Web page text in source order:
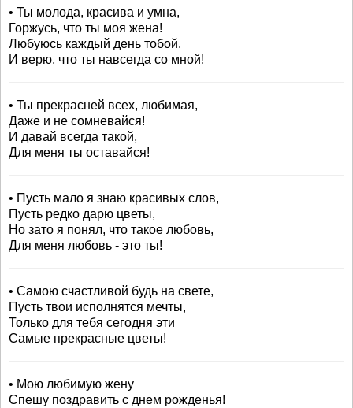
• Ты молода, красива и умна,
Горжусь, что ты моя жена!
Любуюсь каждый день тобой.
И верю, что ты навсегда со мной!
• Ты прекрасней всех, любимая,
Даже и не сомневайся!
И давай всегда такой,
Для меня ты оставайся!
• Пусть мало я знаю красивых слов,
Пусть редко дарю цветы,
Но зато я понял, что такое любовь,
Для меня любовь - это ты!
• Самою счастливой будь на свете,
Пусть твои исполнятся мечты,
Только для тебя сегодня эти
Самые прекрасные цветы!
• Мою любимую жену
Спешу поздравить с днем рожденья!